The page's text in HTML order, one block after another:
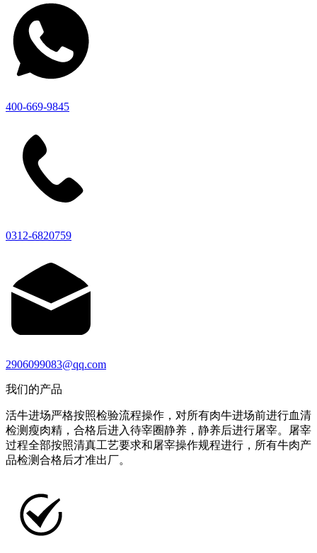
400-669-9845
0312-6820759
2906099083@qq.com
我们的产品
活牛进场严格按照检验流程操作，对所有肉牛进场前进行血清
检测瘦肉精，合格后进入待宰圈静养，静养后进行屠宰。屠宰
过程全部按照清真工艺要求和屠宰操作规程进行，所有牛肉产
品检测合格后才准出厂。